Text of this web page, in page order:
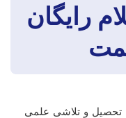
رایگان
تحصیل و تلاشی علمی